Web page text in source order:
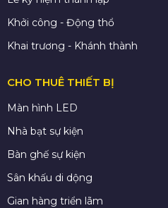
Khởi công - Động thổ
Khai trương - Khánh thành
CHO THUÊ THIẾT BỊ
Màn hình LED
Nhà bạt sự kiện
Bàn ghế sự kiện
Sân khấu di dộng
Gian hàng triển lãm